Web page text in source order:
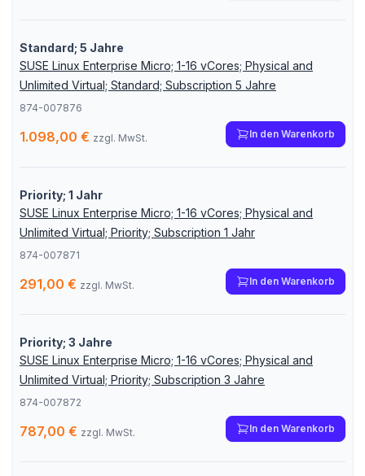
Standard; 5 Jahre
SUSE Linux Enterprise Micro; 1-16 vCores; Physical and
Unlimited Virtual; Standard; Subscription 5 Jahre
874-007876
1.098,00 € zzgl. MwSt. In den Warenkorb
Priority; 1 Jahr
SUSE Linux Enterprise Micro; 1-16 vCores; Physical and
Unlimited Virtual; Priority; Subscription 1 Jahr
874-007871
291,00 € zzgl. MwSt. In den Warenkorb
Priority; 3 Jahre
SUSE Linux Enterprise Micro; 1-16 vCores; Physical and
Unlimited Virtual; Priority; Subscription 3 Jahre
874-007872
787,00 € zzgl. MwSt. In den Warenkorb